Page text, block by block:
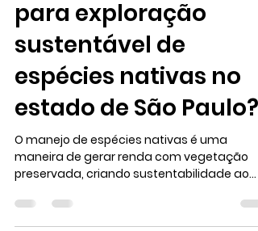
Quais são os critérios
para exploração
sustentável de
espécies nativas no
estado de São Paulo?
maneira de gerar renda com vegetação
preservada, criando sustentabilidade ao